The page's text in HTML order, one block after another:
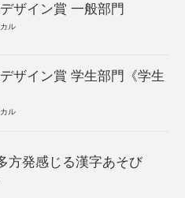
ザイン賞 一般部門
ル
ザイン賞 学生部門《学生
ル
方発感じる漢字あそび